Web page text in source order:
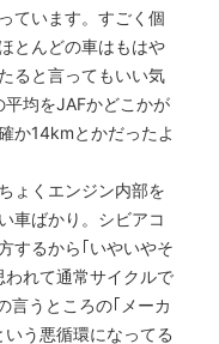
ています。すごく個
とんどの車はもはや
ると言ってもいい気
均をJAFかどこかが
か14kmとかだったよ
ょくエンジン内部を
車ばかり。シビアコ
するから｢いやいやそ
われて通常サイクルで
うところの｢メーカ
う悪循環になってる